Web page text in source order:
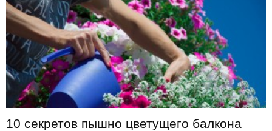
10 секретов пышно цветущего балкона